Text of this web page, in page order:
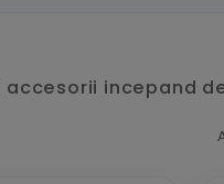
incepand